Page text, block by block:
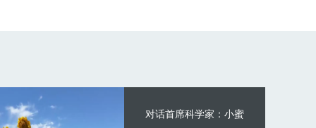
对话首席科学家：小蜜